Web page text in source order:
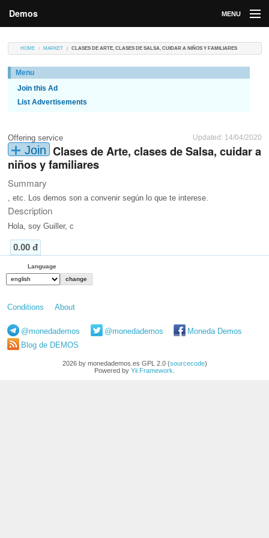
Demos MENU
Market
Login
HOME MARKET CLASES DE ARTE, CLASES DE SALSA, CUIDAR A NIÑOS Y FAMILIARES
Menu
Join this Ad
List Advertisements
Updated: 14/04/2020
Offering service
Join Clases de Arte, clases de Salsa, cuidar a
niños y familiares
Summary
, etc. Los demos son a convenir según lo que te interese.
Description
Hola, soy Guiller, c
0.00 đ
Language
Conditions About
@monedademos @monedademos
Moneda Demos
Blog de DEMOS
2026 by monedademos.es GPL 2.0 (sourcecode)
Powered by Yii Framework